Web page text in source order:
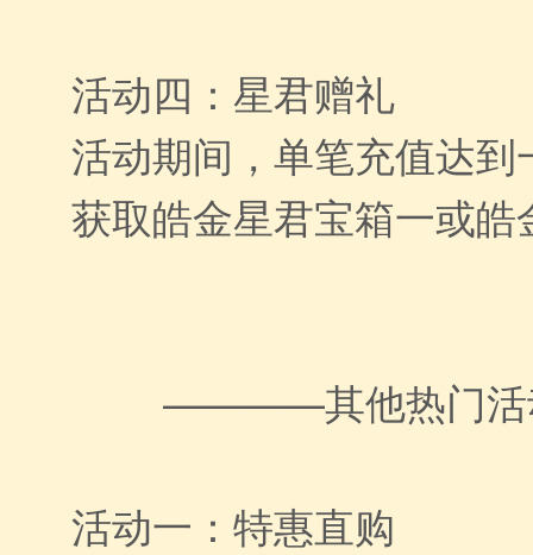
活动四：星君赠礼
活动期间，单笔充值达
获取皓金星君宝箱一或
————其他热门
活动一：特惠直购